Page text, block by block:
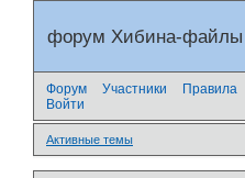
форум Хибина-файлы
Форум Участники Правила
Войти
Активные темы